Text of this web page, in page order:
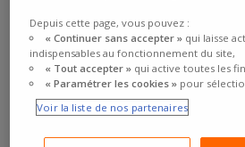
Depuis cette page, vous pouvez :
« Continuer sans accepter »qui laisse
indispensables au fonctionnement du site,
« Tout accepter »qui active toutes les
« Paramétrer les cookies »pour
Voir la liste de nos partenaires